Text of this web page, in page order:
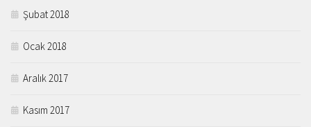
Şubat 2018
Ocak 2018
Aralık 2017
Kasım 2017